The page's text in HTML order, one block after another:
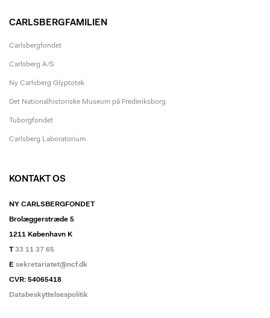
CARLSBERGFAMILIEN
Carlsbergfondet
Carlsberg A/S
Ny Carlsberg Glyptotek
Det Nationalhistoriske Museum på Frederiksborg
Tuborgfondet
Carlsberg Laboratorium
KONTAKT OS
NY CARLSBERGFONDET
Brolæggerstræde 5
1211 København K
T33 11 37 65
E sekretariatet@ncf.dk
CVR: 54065418
Databeskyttelsespolitik